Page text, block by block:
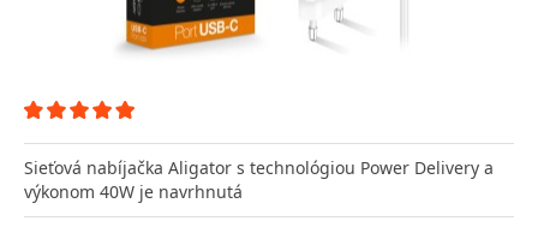
Sieťová nabíjačka Aligator s technológiou Power Delivery a
výkonom 40W je navrhnutá